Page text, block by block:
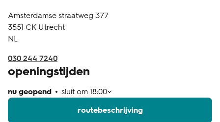
klantenservice
Amsterdamse straatweg 377
3551 CK Utrecht
NL
030 244 7240
openingstijden
nu geopend sluit om 18:00
routebeschrijving